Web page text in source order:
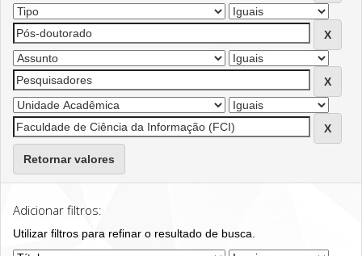
Retornar valores
Adicionar filtros:
Utilizar filtros para refinar o resultado de busca.